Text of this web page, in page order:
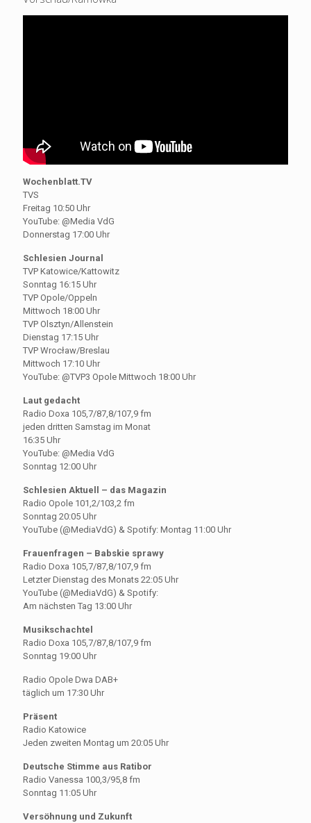
Wochenblatt.TV
TVS
Freitag 10:50 Uhr
YouTube: @Media VdG
Donnerstag 17:00 Uhr
Schlesien Journal
TVP Katowice/Kattowitz
Sonntag 16:15 Uhr
TVP Opole/Oppeln
Mittwoch 18:00 Uhr
TVP Olsztyn/Allenstein
Dienstag 17:15 Uhr
TVP Wrocław/Breslau
Mittwoch 17:10 Uhr
YouTube: @TVP3 Opole Mittwoch 18:00 Uhr
Laut gedacht
Radio Doxa 105,7/87,8/107,9 fm
jeden dritten Samstag im Monat
16:35 Uhr
YouTube: @Media VdG
Sonntag 12:00 Uhr
Schlesien Aktuell – das Magazin
Radio Opole 101,2/103,2 fm
Sonntag 20:05 Uhr
YouTube (@MediaVdG) & Spotify: Montag 11:00 Uhr
Frauenfragen – Babskie sprawy
Radio Doxa 105,7/87,8/107,9 fm
Letzter Dienstag des Monats 22:05 Uhr
YouTube (@MediaVdG) & Spotify:
Am nächsten Tag 13:00 Uhr
Musikschachtel
Radio Doxa 105,7/87,8/107,9 fm
Sonntag 19:00 Uhr
Radio Opole Dwa DAB+
täglich um 17:30 Uhr
Präsent
Radio Katowice
Jeden zweiten Montag um 20:05 Uhr
Deutsche Stimme aus Ratibor
Radio Vanessa 100,3/95,8 fm
Sonntag 11:05 Uhr
Versöhnung und Zukunft